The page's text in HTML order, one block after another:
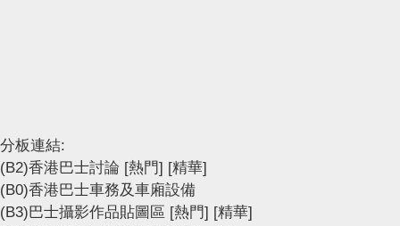
分板連結:
(B2)香港巴士討論 [熱門] [精華]
(B0)香港巴士車務及車廂設備
(B3)巴士攝影作品貼圖區 [熱門] [精華]